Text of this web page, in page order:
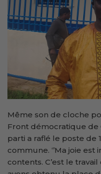
Même son de cloche
Front démocratique de
parti a raflé le poste de
commune. ‘’Ma joie
contents. C’est le